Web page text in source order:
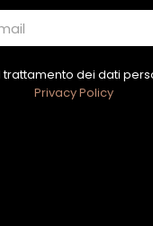
dei dati
Privacy Policy